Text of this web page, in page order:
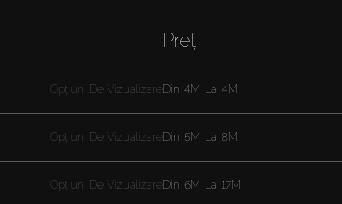
Opțiuni De Vizualizare
Opțiuni De Vizualizare
Opțiuni De Vizualizare
Preț
Din 4M La 4M
Din 5M La 8M
Din 6M La 17M